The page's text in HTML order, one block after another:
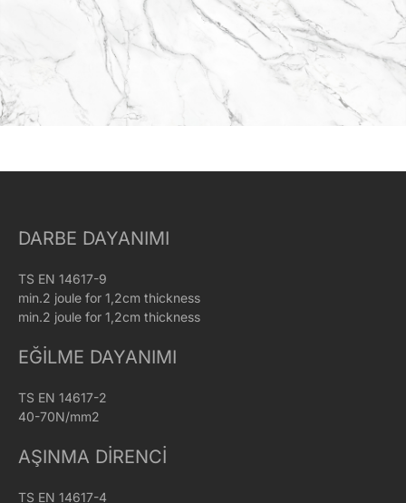
DARBE DAYANIMI
TS EN 14617-9
min.2 joule for 1,2cm thickness
min.2 joule for 1,2cm thickness
EĞILME DAYANIMI
TS EN 14617-2
40-70N/mm2
AŞINMA DIRENCI
TS EN 14617-4